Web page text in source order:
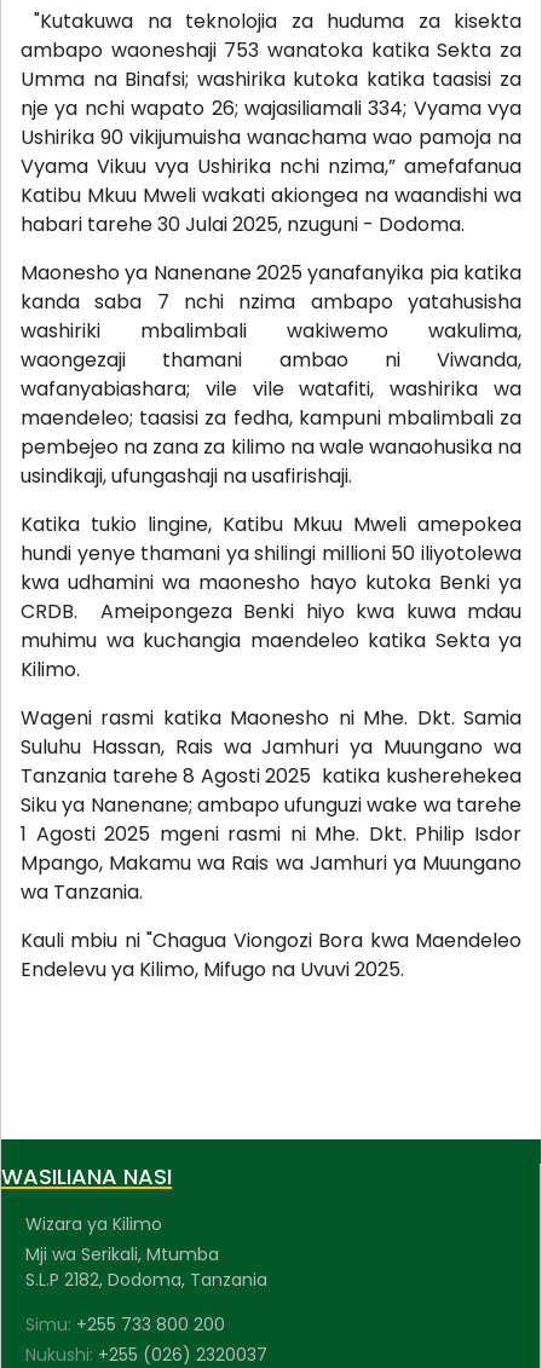
"Kutakuwa na teknolojia za huduma za kisekta
ambapo waoneshaji 753 wanatoka katika Sekta za
Umma na Binafsi; washirika kutoka katika taasisi za
nje ya nchi wapato 26; wajasiliamali 334; Vyama vya
Ushirika 90 vikijumuisha wanachama wao pamoja na
Vyama Vikuu vya Ushirika nchi nzima,” amefafanua
Katibu Mkuu Mweli wakati akiongea na waandishi wa
habari tarehe 30 Julai 2025, nzuguni - Dodoma.
Maonesho ya Nanenane 2025 yanafanyika pia katika
kanda saba 7 nchi nzima ambapo yatahusisha
washiriki mbalimbali wakiwemo wakulima,
waongezaji thamani ambao ni Viwanda,
wafanyabiashara; vile vile watafiti, washirika wa
maendeleo; taasisi za fedha, kampuni mbalimbali za
pembejeo na zana za kilimo na wale wanaohusika na
usindikaji, ufungashaji na usafirishaji.
Katika tukio lingine, Katibu Mkuu Mweli amepokea
hundi yenye thamani ya shilingi millioni 50 iliyotolewa
kwa udhamini wa maonesho hayo kutoka Benki ya
CRDB. Ameipongeza Benki hiyo kwa kuwa mdau
muhimu wa kuchangia maendeleo katika Sekta ya
Kilimo.
Wageni rasmi katika Maonesho ni Mhe. Dkt. Samia
Suluhu Hassan, Rais wa Jamhuri ya Muungano wa
Tanzania tarehe 8 Agosti 2025 katika kusherehekea
Siku ya Nanenane; ambapo ufunguzi wake wa tarehe
1 Agosti 2025 mgeni rasmi ni Mhe. Dkt. Philip Isdor
Mpango, Makamu wa Rais wa Jamhuri ya Muungano
wa Tanzania.
Kauli mbiu ni "Chagua Viongozi Bora kwa Maendeleo
Endelevu ya Kilimo, Mifugo na Uvuvi 2025.
WASILIANA NASI
Wizara ya Kilimo
Mji wa Serikali, Mtumba
S.L.P 2182, Dodoma, Tanzania
Simu: +255 733 800 200
Nukushi: +255 (026) 2320037